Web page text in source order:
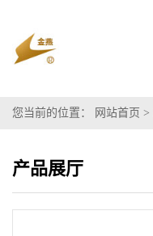
您当前的位置： 网站首页 >
产品展厅